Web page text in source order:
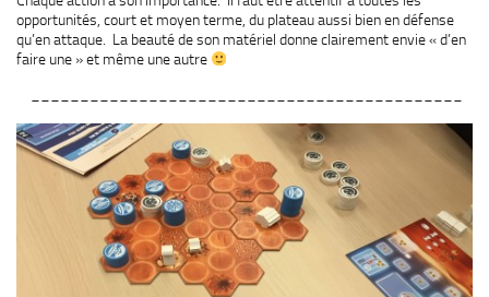
opportunités, court et moyen terme, du plateau aussi bien en défense
qu’en attaque. La beauté de son matériel donne clairement envie « d’en
faire une » et même une autre